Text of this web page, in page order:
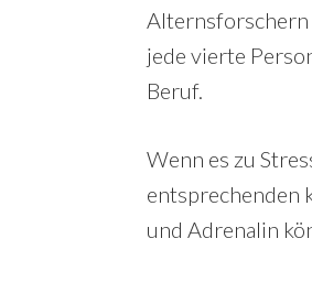
Alternsforschern
jede vierte
Beruf.
Wenn es zu
entsprechenden
und Adrenalin